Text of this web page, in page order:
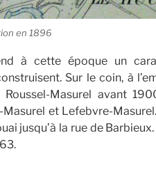
en 1896
à cette époque un
Sur le coin, à
Roussel-Masurel avant
Masurel et Lefebvre-
jusqu’à la rue de